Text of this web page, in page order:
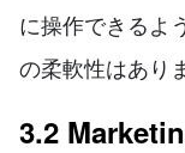
に操作できるよ
の柔軟性はあり
3.2